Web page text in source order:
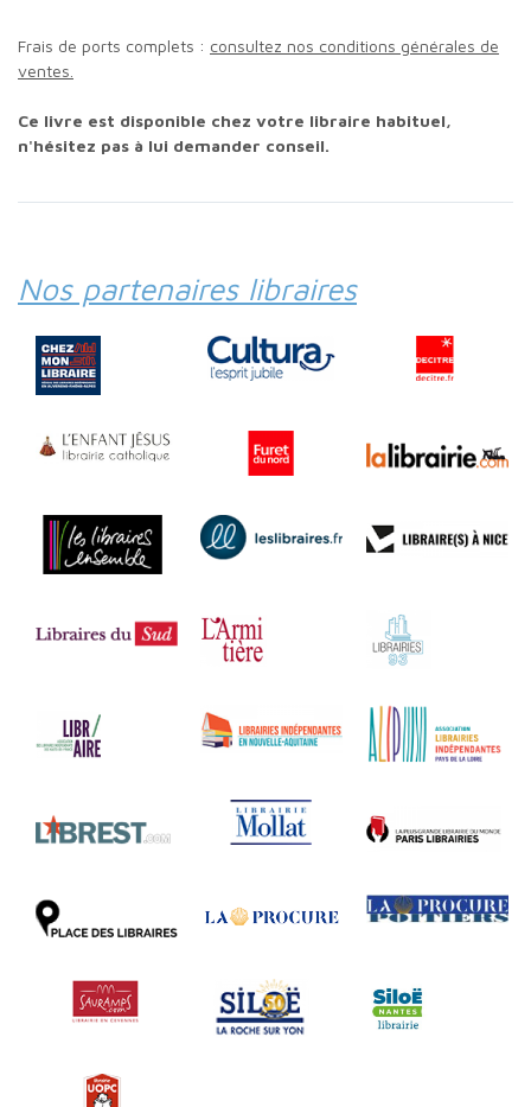
Frais de ports complets : consultez nos conditions générales de
ventes.
Ce livre est disponible chez votre libraire habituel,
n'hésitez pas à lui demander conseil.
Nos partenaires libraires